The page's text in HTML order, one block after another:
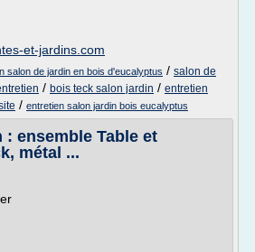
et-jardins.com
salon de jardin en bois d'eucalyptus / salon de
/ bois teck salon jardin / entretien
/ entretien salon jardin bois eucalyptus
: ensemble Table et
métal ...